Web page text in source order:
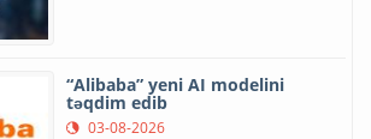
“Alibaba” yeni AI modelini
təqdim edib
03-08-2026